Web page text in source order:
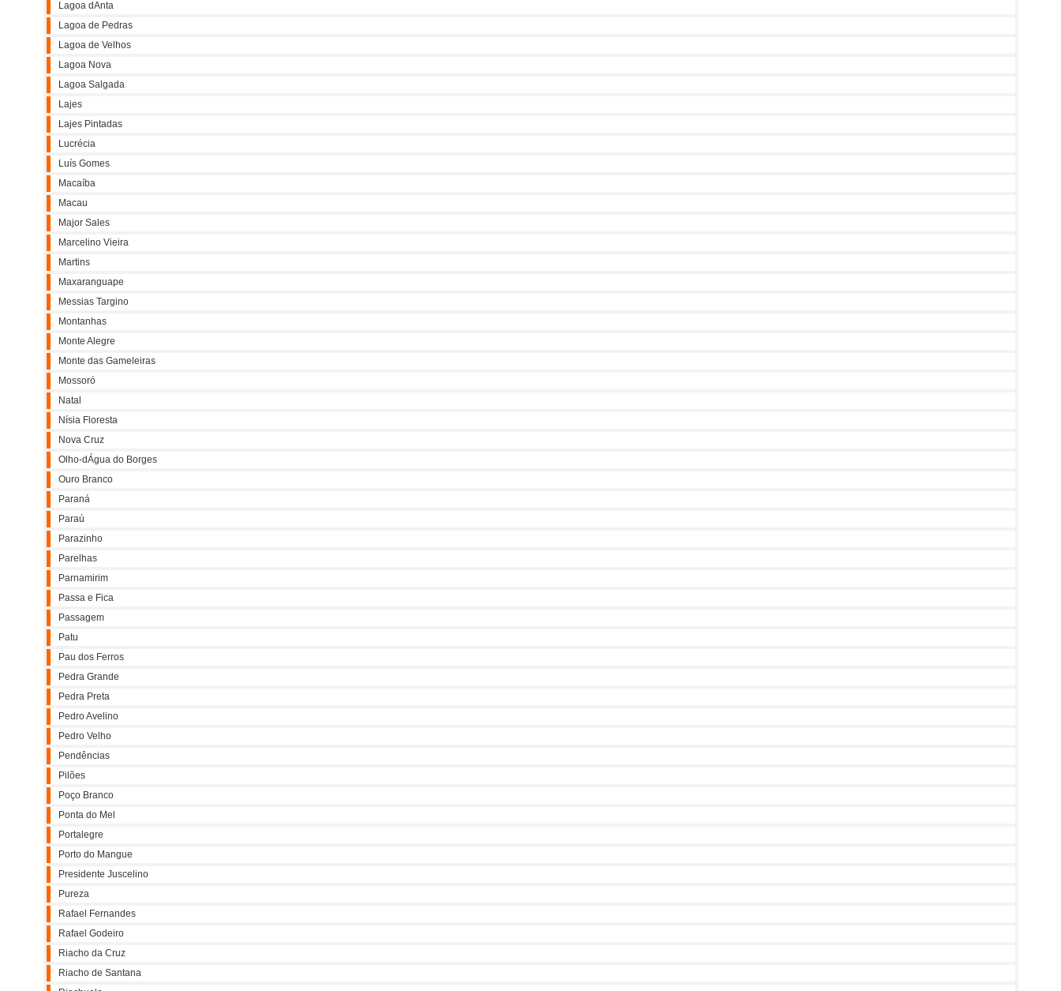
Lagoa dAnta
Lagoa de Pedras
Lagoa de Velhos
Lagoa Nova
Lagoa Salgada
Lajes
Lajes Pintadas
Lucrécia
Luís Gomes
Macaíba
Macau
Major Sales
Marcelino Vieira
Martins
Maxaranguape
Messias Targino
Montanhas
Monte Alegre
Monte das Gameleiras
Mossoró
Natal
Nísia Floresta
Nova Cruz
Olho-dÁgua do Borges
Ouro Branco
Paraná
Paraú
Parazinho
Parelhas
Parnamirim
Passa e Fica
Passagem
Patu
Pau dos Ferros
Pedra Grande
Pedra Preta
Pedro Avelino
Pedro Velho
Pendências
Pilões
Poço Branco
Ponta do Mel
Portalegre
Porto do Mangue
Presidente Juscelino
Pureza
Rafael Fernandes
Rafael Godeiro
Riacho da Cruz
Riacho de Santana